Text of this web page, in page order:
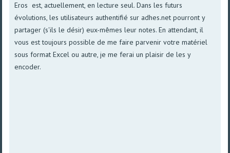
Eros est, actuellement, en lecture seul. Dans les futurs
évolutions, les utilisateurs authentifié sur adhes.net pourront y
partager (s'ils le désir) eux-mêmes leur notes. En attendant, il
vous est toujours possible de me faire parvenir votre matériel
sous format Excel ou autre, je me ferai un plaisir de les y
encoder.